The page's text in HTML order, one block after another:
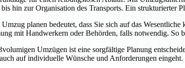
hin zur Organisation des Transports. Ein strukturierter
planen bedeutet, dass Sie sich auf das
mit Handwerkern oder Behörden, falls notwendig. So
Umzügen ist eine sorgfältige Planung
auf individuelle Wünsche und Anforderungen